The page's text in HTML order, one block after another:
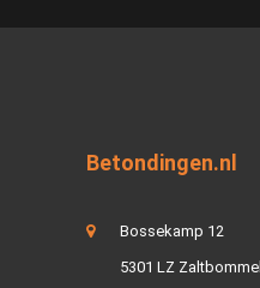
Betondingen.nl
Bossekamp 12
5301 LZ Zaltbommel